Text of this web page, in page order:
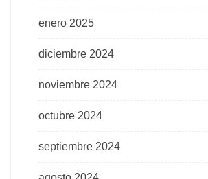
enero 2025
diciembre 2024
noviembre 2024
octubre 2024
septiembre 2024